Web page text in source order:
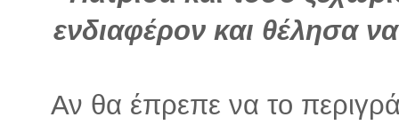
ενδιαφέρον και θέλησα
Αν θα έπρεπε να το